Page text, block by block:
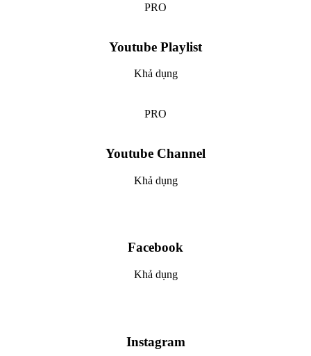
PRO
Youtube Playlist
Khả dụng
PRO
Youtube Channel
Khả dụng
Facebook
Khả dụng
Instagram